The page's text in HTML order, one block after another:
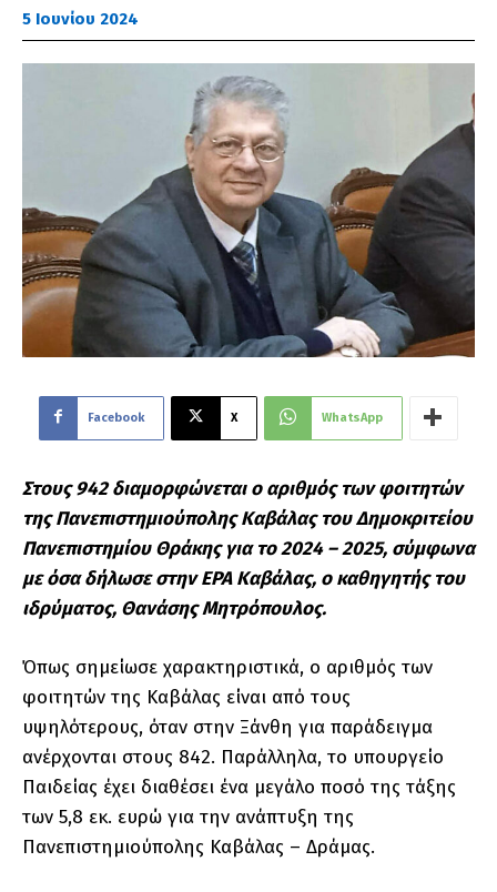
5 Ιουνίου 2024
Facebook X WhatsApp
Στους 942 διαμορφώνεται ο αριθμός των φοιτητών
της Πανεπιστημιούπολης Καβάλας του Δημοκριτείου
Πανεπιστημίου Θράκης για το 2024 – 2025, σύμφωνα
με όσα δήλωσε στην ΕΡΑ Καβάλας, ο καθηγητής του
ιδρύματος, Θανάσης Μητρόπουλος.
Όπως σημείωσε χαρακτηριστικά, ο αριθμός των
φοιτητών της Καβάλας είναι από τους
υψηλότερους, όταν στην Ξάνθη για παράδειγμα
ανέρχονται στους 842. Παράλληλα, το υπουργείο
Παιδείας έχει διαθέσει ένα μεγάλο ποσό της τάξης
των 5,8 εκ. ευρώ για την ανάπτυξη της
Πανεπιστημιούπολης Καβάλας – Δράμας.